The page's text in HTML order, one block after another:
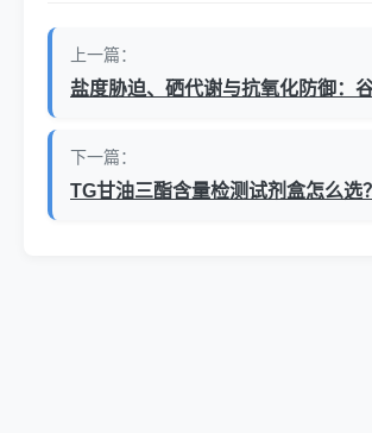
上一篇：
下一篇：